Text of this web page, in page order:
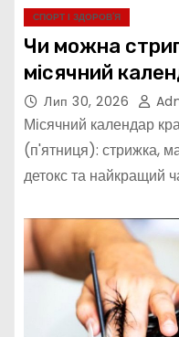
СПОРТ І ЗДОРОВ’Я
Чи можна
місячний
Лип 30, 2026
Місячний календар
(п'ятниця): стрижка,
детокс та найкращий